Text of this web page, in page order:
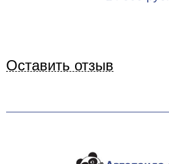
Оставить отзыв